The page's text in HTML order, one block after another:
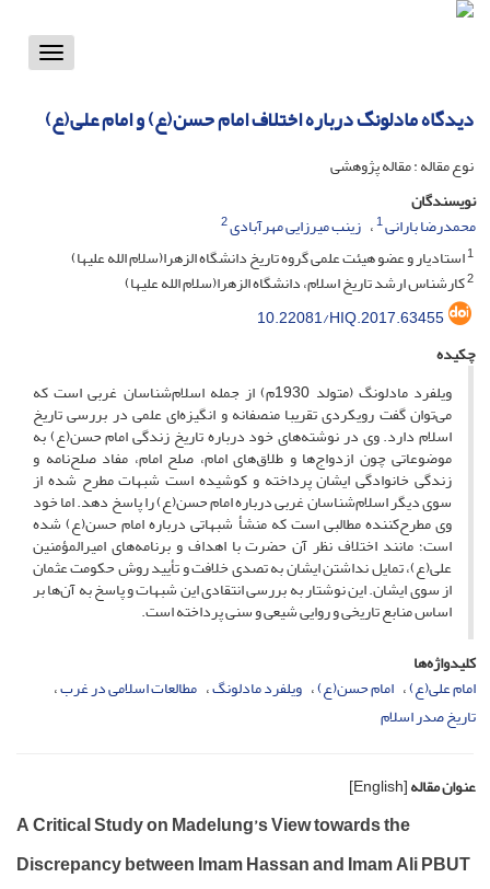
Toggle
دیدگاه مادلونگ درباره اختلاف امام حسن(ع) و امام علی(ع)
نوع مقاله : مقاله پژوهشی
نویسندگان
محمدرضا بارانی1 زینب میرزایی مهرآبادی2
1استادیار و عضو هیئت علمی گروه تاریخ دانشگاه الزهرا(سلام الله علیها)
2کارشناس ارشد تاریخ اسلام، دانشگاه الزهرا(سلام الله علیها)
10.22081/HIQ.2017.63455
چکیده
ویلفرد مادلونگ (متولد 1930م) از جمله اسلام‌شناسان غربی است که
می‌توان گفت رویکردی تقریبا منصفانه و انگیزه‌ای علمی در بررسی تاریخ
اسلام دارد. وی در نوشته‌های خود درباره تاریخ زندگی امام حسن(ع) به
موضوعاتی چون ازدواج‌ها و طلاق‌های امام، صلح امام، مفاد صلح‌نامه و
زندگی خانوادگی ایشان پرداخته و کوشیده است شبهات مطرح شده از
سوی دیگر اسلام‌شناسان غربی درباره امام حسن(ع) را پاسخ دهد. اما خود
وی مطرح‌کننده مطالبی است که منشأ شبهاتی درباره امام حسن(ع) شده
است؛ مانند اختلاف نظر آن حضرت با اهداف و برنامه‌های امیرالمؤمنین
علی(ع)، تمایل نداشتن ایشان به تصدی خلافت و تأیید روش حکومت عثمان
از سوی ایشان. این نوشتار به بررسی انتقادی این شبهات و پاسخ به آن‌ها بر
اساس منابع تاریخی و روایی شیعی و سنی پرداخته است.
کلیدواژه‌ها
امام علی(ع) امام حسن(ع) ویلفرد مادلونگ مطالعات اسلامی در غرب
تاریخ صدر اسلام
عنوان مقاله[English]
A Critical Study on Madelung’s View towards the
Discrepancy between Imam Hassan and Imam Ali PBUT